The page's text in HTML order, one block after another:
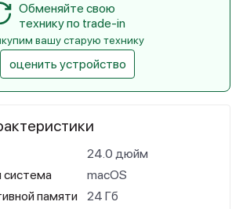
24.0 дюйм
система
macOS
памяти
24 Гб
Обменяйте свою
технику по trade-in
вашу старую технику
оценить устройство